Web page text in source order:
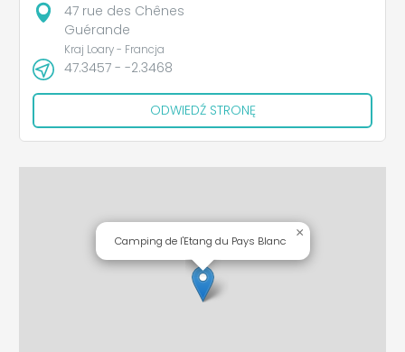
47 rue des Chênes
Guérande
Kraj Loary‎ - Francja
47.3457 - -2.3468
ODWIEDŹ STRONĘ
Camping de l'Etang du Pays Blanc
×